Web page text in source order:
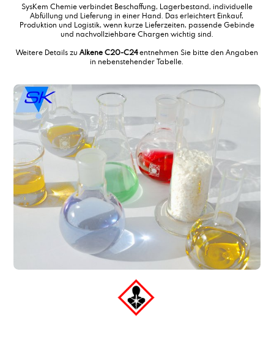
Abfüllung Flüssigkeiten in Kanister 5 ltr
Abfüllung Flüssigkeiten in Kanister 60 ltr
Abfüllung Flüssigkeiten in Standbodenbeutel
Abfüllung Flüssigkeiten von IBC in Tankwagen
Abfüllung Flüssigprodukte in Eimer
Abfüllung Granulate in Eimer
Abfüllung in Ex geschützte IBC
Abfüllung in Flaschen
Abfüllung in Flaschen 1000 ml
Abfüllung in Flaschen 125 ml
Abfüllung in Flaschen 250 ml
Abfüllung in Flaschen 500 ml
Abfüllung in IBC mit 1000ltr Nettoinhalt
Abfüllung in IBC mit 300ltr Nettoinhalt
Abfüllung in Kleinstgebinde
Abfüllung Kleingebinde
Abfüllung Kohlenwasserstoffe aus Tankwagen in IBC
Abfüllung Netzmittel
Abfüllung pastöse Produkte in Eimer
Abfüllung pastöse Produkte in Fässer
SysKem Chemie verbindet Beschaffung, Lagerbestand, individuelle
Abfüllung und Lieferung in einer Hand. Das erleichtert Einkauf,
Produktion und Logistik, wenn kurze Lieferzeiten, passende Gebinde
und nachvollziehbare Chargen wichtig sind.
Weitere Details zu Alkene C20-C24entnehmen Sie bitte den Angaben
in nebenstehender Tabelle.